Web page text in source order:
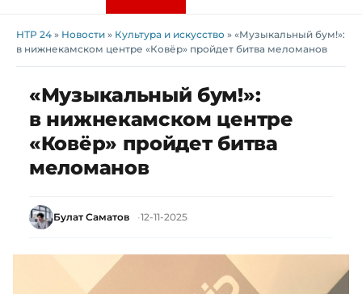
НТР 24 » Новости » Культура и искусство » «Музыкальный бум!»:
в нижнекамском центре «Ковёр» пройдет битва меломанов
«Музыкальный бум!»:
в нижнекамском центре
«Ковёр» пройдет битва
меломанов
Булат Саматов 12-11-2025